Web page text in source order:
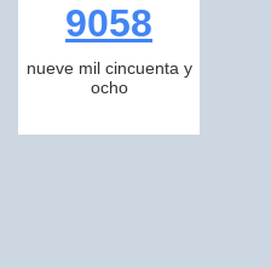
9058
nueve mil cincuenta y
ocho